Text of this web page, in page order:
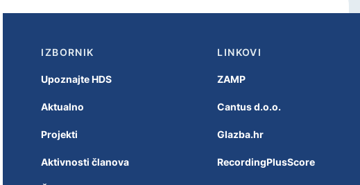
IZBORNIK
Upoznajte HDS
Aktualno
Projekti
Aktivnosti članova
LINKOVI
ZAMP
Cantus d.o.o.
Glazba.hr
RecordingPlusScore